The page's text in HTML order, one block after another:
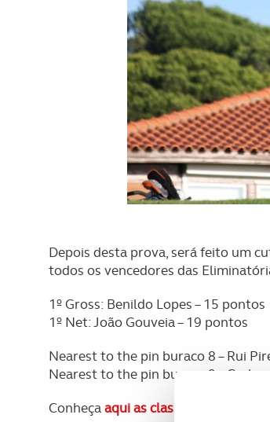
Depois desta prova, será feito um
todos os vencedores das
1º Gross: Benildo Lopes – 15 pontos
1º Net: João Gouveia – 19 pontos
Nearest to the pin buraco 8 – Rui
Nearest to the pin buraco 9 – Carlos
Conheçaaqui as classificações